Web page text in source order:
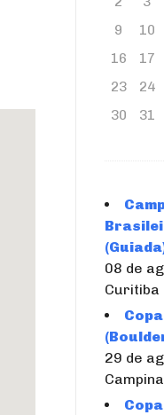
9
10
16
17
23
24
30
31
08 de
Curitiba
29 de